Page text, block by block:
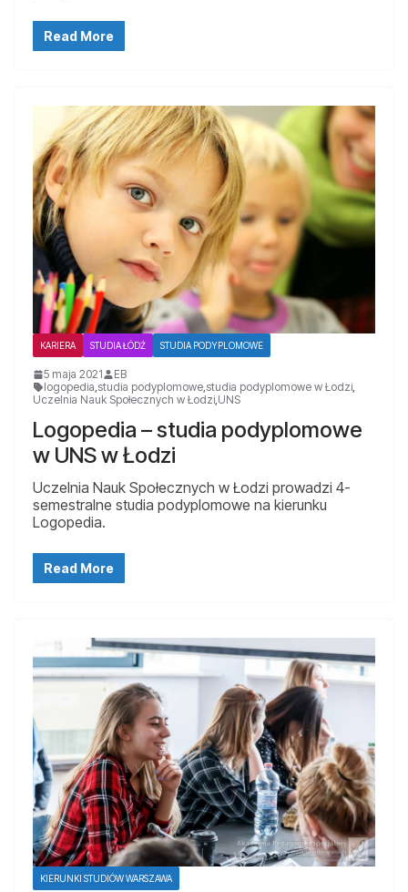
Read More
KARIERA STUDIA ŁÓDŹ STUDIA PODYPLOMOWE
5 maja 2021
EB
logopedia,studia podyplomowe,studia podyplomowe w Łodzi,
Uczelnia Nauk Społecznych w Łodzi,UNS
Logopedia – studia podyplomowe
w UNS w Łodzi
Uczelnia Nauk Społecznych w Łodzi prowadzi 4-
semestralne studia podyplomowe na kierunku
Logopedia.
Read More
KIERUNKI STUDIÓW WARSZAWA